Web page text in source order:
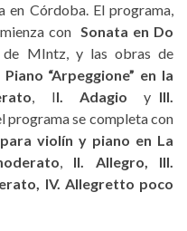
en Córdoba. El programa,
conSonata en Do
de MIntz, y las obras de
“Arpeggione” en la
, II. Adagio y III.
programa se completa con
violín y piano en La
, II. Allegro, III.
IV. Allegretto poco